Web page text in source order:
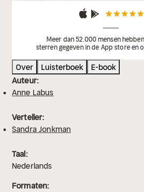
Meer dan 52.000 mensen
sterren gegeven in de App store en
Over Luisterboek
E-book
Auteur:
Anne Labus
Verteller:
Sandra Jonkman
Taal:
Nederlands
Formaten: